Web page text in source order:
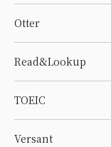
Otter
Read&Lookup
TOEIC
Versant